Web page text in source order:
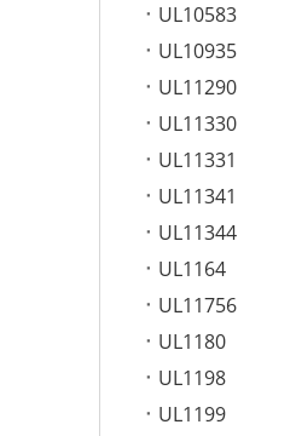
UL10583
UL10935
UL11290
UL11330
UL11331
UL11341
UL11344
UL1164
UL11756
UL1180
UL1198
UL1199